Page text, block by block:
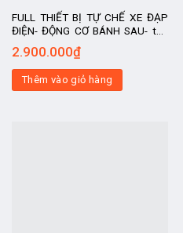
FULL THIẾT BỊ TỰ CHẾ XE ĐẠP
ĐIỆN- ĐỘNG CƠ BÁNH SAU- tốc
độ 30-35km/h, kit chế xe điện, xe
chế, động cơ
2.900.000₫
Thêm vào giỏ hàng